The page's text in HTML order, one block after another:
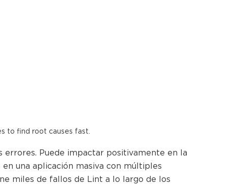
to find root causes fast.
Puede impactar positivamente en la
una aplicación masiva con múltiples
miles de fallos de Lint a lo largo de los